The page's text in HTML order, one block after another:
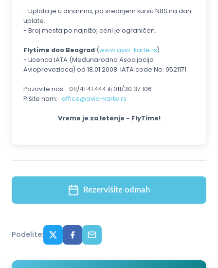
- Uplata je u dinarima, po srednjem kursu NBS na dan
uplate.
- Broj mesta po najnižoj ceni je ograničen.
Flytime doo Beograd (www.avio-karte.rs)
- Licenca IATA (Međunarodna Asocijacija
Avioprevozioca) od 18.01.2008. IATA code No: 9521171
Pozovite nas: 011/41 41 444 ili 011/30 37 106
Pišite nam: office@avio-karte.rs
Vreme je za letenje - FlyTime!
Rezervišite odmah
Podelite: